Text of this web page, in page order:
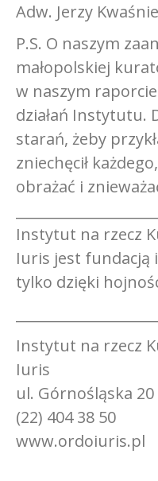
Adw. Jerzy
P.S. O naszym
małopolskiej
w naszym
działań Instytutu.
starań, żeby
zniechęcił
obrażać i
Instytut na rzecz
Iuris jest fundacją
tylko dzięki
Instytut na rzecz
Iuris
ul. Górnośląska
(22) 404 38 50
www.ordoiuris.pl